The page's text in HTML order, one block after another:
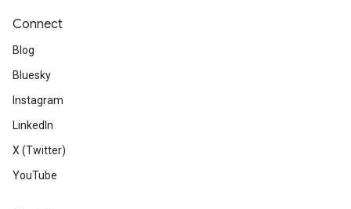
Connect
Blog
Bluesky
Instagram
LinkedIn
X (Twitter)
YouTube